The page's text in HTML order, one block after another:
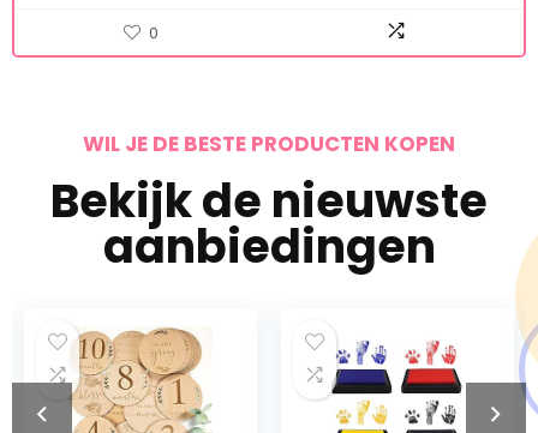
0
WIL JE DE BESTE PRODUCTEN KOPEN
Bekijk de nieuwste
aanbiedingen